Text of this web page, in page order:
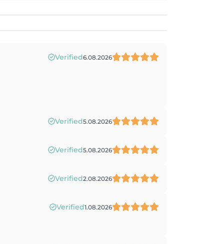
Verified6.08.2026
Verified5.08.2026
Verified5.08.2026
Verified2.08.2026
Verified1.08.2026